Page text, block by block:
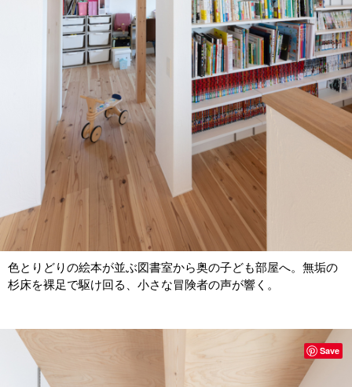
色とりどりの絵本が並ぶ図書室から奥の子ども部屋へ。無垢の
杉床を裸足で駆け回る、小さな冒険者の声が響く。
Save